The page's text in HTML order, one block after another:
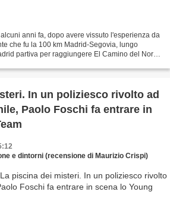
anni fa, dopo avere vissuto l'esperienza da
che fu la 100 km Madrid-Segovia, lungo
partiva per raggiungere El Camino del Norte
In un poliziesco rivolto ad
Paolo Foschi fa entrare in
e dintorni (recensione di Maurizio Crispi)